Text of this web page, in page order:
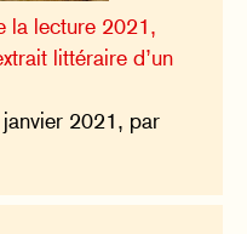
la lecture 2021,
littéraire d’un
janvier 2021, par